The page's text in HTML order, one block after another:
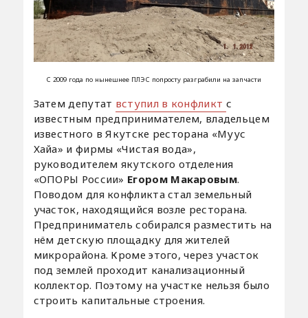
С 2009 года по нынешнее ПЛЭС попросту разграбили на запчасти
Затем депутат вступил в конфликт с
известным предпринимателем, владельцем
известного в Якутске ресторана «Муус
Хайа» и фирмы «Чистая вода»,
руководителем якутского отделения
«ОПОРЫ России» Егором Макаровым.
Поводом для конфликта стал земельный
участок, находящийся возле ресторана.
Предприниматель собирался разместить на
нём детскую площадку для жителей
микрорайона. Кроме этого, через участок
под землей проходит канализационный
коллектор. Поэтому на участке нельзя было
строить капитальные строения.